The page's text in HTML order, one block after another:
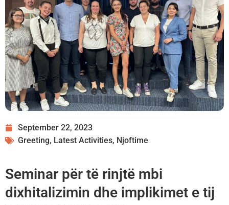
September 22, 2023
Greeting, Latest Activities, Njoftime
Seminar për të rinjtë mbi
dixhitalizimin dhe implikimet e tij